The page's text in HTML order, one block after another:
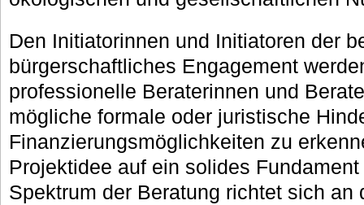
Den Initiatorinnen und Initiatoren der
bürgerschaftliches Engagement
professionelle Beraterinnen und
mögliche formale oder juristische
Finanzierungsmöglichkeiten zu
Projektidee auf ein solides
Spektrum der Beratung richtet sich an